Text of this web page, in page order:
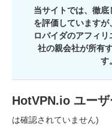
当サイトでは、徹
を評価しています
ロバイダのアフィ
社の親会社が所有
す。
HotVPN.io ユー
は確認されていません)